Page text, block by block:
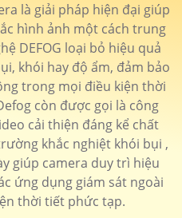
360 Sắt nét
thoại hình ảnh 2k thiết kế đẹp IPC-
IMOU
ezviz giá rẻ
phân giải 2.0MPCS-TY1-B0-1G2WF
wifi 360 Kbone
kế nhỏ gọn hình ảnh đẹp
KN-H41P
360 ngoài trời
nắng bảo mật caoIPC-GS7EP-
là giải pháp hiện đại giúp
hình ảnh một cách trung
DEFOG loại bỏ hiệu quả
khói hay độ ẩm, đảm bảo
trong mọi điều kiện thời
còn được gọi là công
cải thiện đáng kể chất
khắc nghiệt khói bụi ,
giúp camera duy trì hiệu
ứng dụng giám sát ngoài
thời tiết phức tạp.